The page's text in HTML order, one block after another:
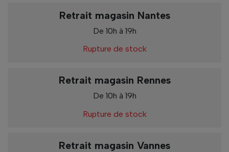
Retrait magasin Nantes
De 10h à 19h
Rupture de stock
Retrait magasin Rennes
De 10h à 19h
Rupture de stock
Retrait magasin Vannes